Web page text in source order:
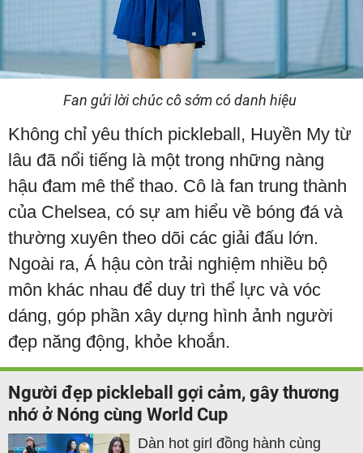
Fan gửi lời chúc cô sớm có danh hiệu
Không chỉ yêu thích pickleball, Huyền My từ
lâu đã nổi tiếng là một trong những nàng
hậu đam mê thể thao. Cô là fan trung thành
của Chelsea, có sự am hiểu về bóng đá và
thường xuyên theo dõi các giải đấu lớn.
Ngoài ra, Á hậu còn trải nghiệm nhiều bộ
môn khác nhau để duy trì thể lực và vóc
dáng, góp phần xây dựng hình ảnh người
đẹp năng động, khỏe khoắn.
Người đẹp pickleball gợi cảm, gây thương
nhớ ở Nóng cùng World Cup
Dàn hot girl đồng hành cùng